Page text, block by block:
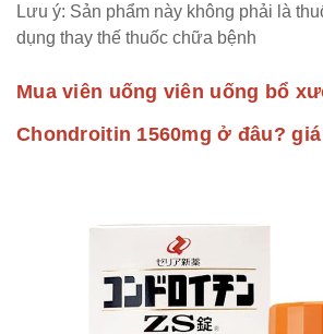
Lưu ý: Sản phẩm này không phải là
dụng thay thế thuốc chữa bệnh
Mua viên uống viên uống bổ
Chondroitin 1560mg ở đâu?